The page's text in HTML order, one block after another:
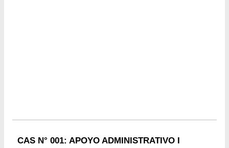
CAS N° 001: APOYO ADMINISTRATIVO I